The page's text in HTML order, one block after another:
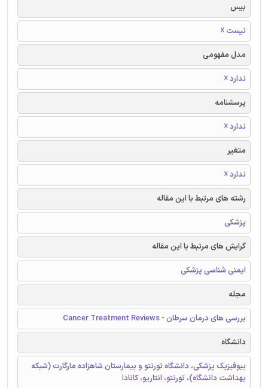
بیس
نیست ☓
مدل مفهومی
ندارد ☓
پرسشنامه
ندارد ☓
متغیر
ندارد ☓
رشته های مرتبط با این مقاله
پزشکی
گرایش های مرتبط با این مقاله
ایمنی شناسی پزشکی
مجله
بررسی های درمان سرطان - Cancer Treatment Reviews
دانشگاه
بیوفیزیک پزشکی، دانشگاه تورنتو و بیمارستان شاهزاده مارگارت (شبکه
بهداشت دانشگاه)، تورنتو، انتاریو، کانادا